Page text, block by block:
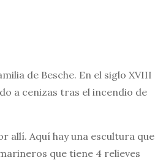
de Besche. En el siglo XVIII
a cenizas tras el incendio de
allí. Aquí hay una escultura que
que tiene 4 relieves